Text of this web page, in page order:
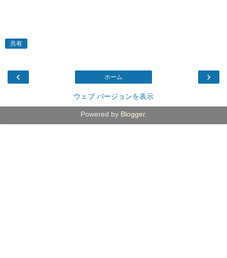
共有
‹ ›
ホーム
ウェブ バージョンを表示
Powered by Blogger.